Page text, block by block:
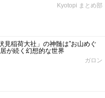
Kyotopi まとめ部
見稲荷大社」の神髄は”お山めぐ
が続く幻想的な世界
ガロン